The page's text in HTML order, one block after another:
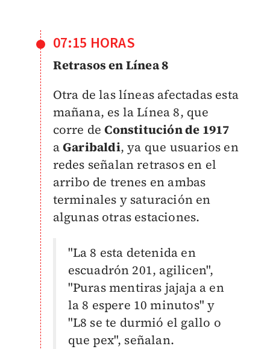
07:15 HORAS
Retrasos en Línea 8
Otra de las líneas afectadas esta
mañana, es la Línea 8, que
corre deConstitución de 1917
aGaribaldi, ya que usuarios en
redes señalan retrasos en el
arribo de trenes en ambas
terminales y saturación en
algunas otras estaciones.
"La 8 esta detenida en
escuadrón 201, agilicen",
"Puras mentiras jajaja a en
la 8 espere 10 minutos" y
"L8 se te durmió el gallo o
que pex", señalan.